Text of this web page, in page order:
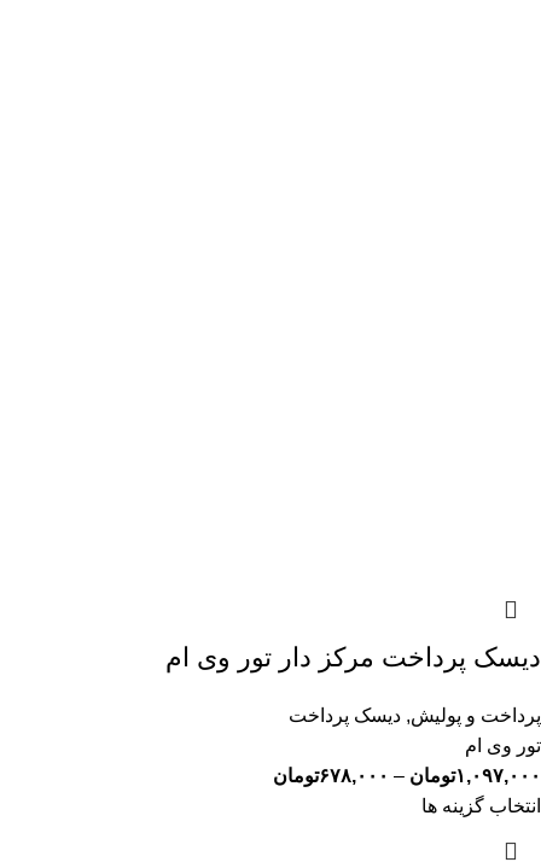
دیسک پرداخت مرکز دار تور وی ام
پرداخت و پولیش, دیسک پرداخت
تور وی ام
۱,۰۹۷,۰۰۰تومان – ۶۷۸,۰۰۰تومان
انتخاب گزینه ها